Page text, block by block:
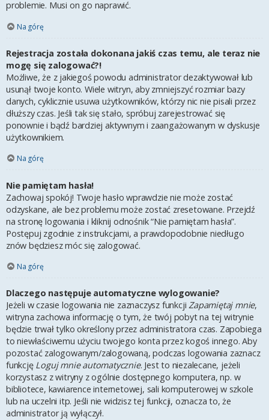
problemie. Musi on go naprawić.
Na górę
Rejestracja została dokonana jakiś czas temu, ale teraz nie
mogę się zalogować?!
Możliwe, że z jakiegoś powodu administrator dezaktywował lub
usunął twoje konto. Wiele witryn, aby zmniejszyć rozmiar bazy
danych, cyklicznie usuwa użytkowników, którzy nic nie pisali przez
dłuższy czas. Jeśli tak się stało, spróbuj zarejestrować się
ponownie i bądź bardziej aktywnym i zaangażowanym w dyskusje
użytkownikiem.
Na górę
Nie pamiętam hasła!
Zachowaj spokój! Twoje hasło wprawdzie nie może zostać
odzyskane, ale bez problemu może zostać zresetowane. Przejdź
na stronę logowania i kliknij odnośnik “Nie pamiętam hasła”.
Postępuj zgodnie z instrukcjami, a prawdopodobnie niedługo
znów będziesz móc się zalogować.
Na górę
Dlaczego następuje automatyczne wylogowanie?
Jeżeli w czasie logowania nie zaznaczysz funkcjiZapamiętaj mnie,
witryna zachowa informację o tym, że twój pobyt na tej witrynie
będzie trwał tylko określony przez administratora czas. Zapobiega
to niewłaściwemu użyciu twojego konta przez kogoś innego. Aby
pozostać zalogowanym/zalogowaną, podczas logowania zaznacz
funkcję Loguj mnie automatycznie. Jest to niezalecane, jeżeli
korzystasz z witryny z ogólnie dostępnego komputera, np. w
bibliotece, kawiarence internetowej, sali komputerowej w szkole
lub na uczelni itp. Jeśli nie widzisz tej funkcji, oznacza to, że
administrator ją wyłączył.